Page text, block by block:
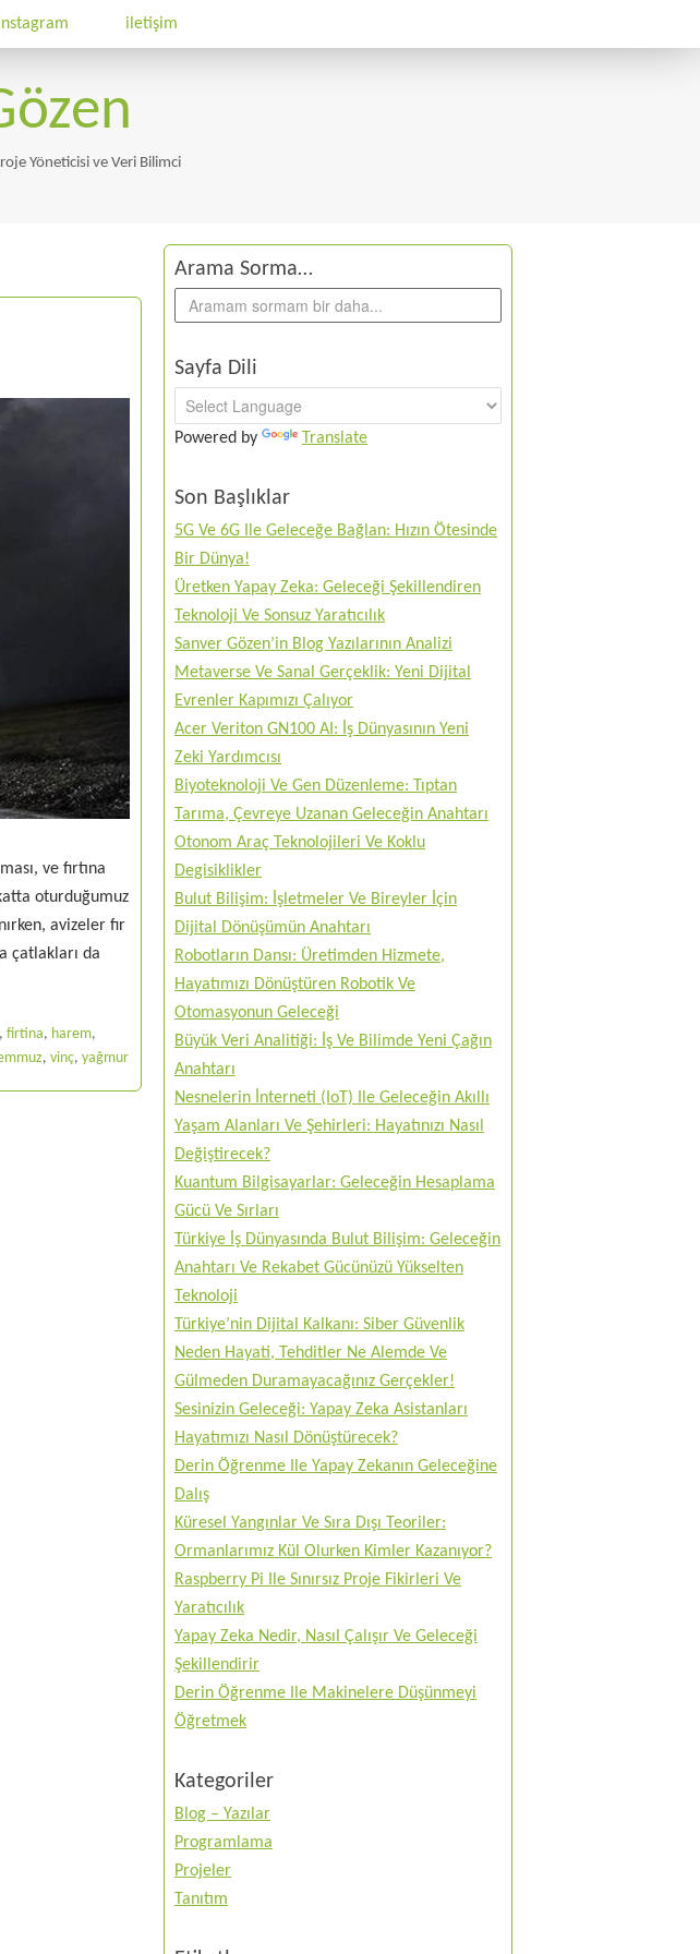
iletişim
Yöneticisi ve Veri Bilimci
ve fırtına
oturduğumuz
avizeler fır
çatlakları da
, firtina, harem,
, vinç, yağmur
Arama Sorma…
Sayfa Dili
Powered by Translate
Son Başlıklar
5G Ve 6G Ile Geleceğe Bağlan: Hızın Ötesinde
Bir Dünya!
Üretken Yapay Zeka: Geleceği Şekillendiren
Teknoloji Ve Sonsuz Yaratıcılık
Sanver Gözen’in Blog Yazılarının Analizi
Metaverse Ve Sanal Gerçeklik: Yeni Dijital
Evrenler Kapımızı Çalıyor
Acer Veriton GN100 AI: İş Dünyasının Yeni
Zeki Yardımcısı
Biyoteknoloji Ve Gen Düzenleme: Tıptan
Tarıma, Çevreye Uzanan Geleceğin Anahtarı
Otonom Araç Teknolojileri Ve Koklu
Degisiklikler
Bulut Bilişim: İşletmeler Ve Bireyler İçin
Dijital Dönüşümün Anahtarı
Robotların Dansı: Üretimden Hizmete,
Hayatımızı Dönüştüren Robotik Ve
Otomasyonun Geleceği
Büyük Veri Analitiği: İş Ve Bilimde Yeni Çağın
Anahtarı
Nesnelerin İnterneti (IoT) Ile Geleceğin Akıllı
Yaşam Alanları Ve Şehirleri: Hayatınızı Nasıl
Değiştirecek?
Kuantum Bilgisayarlar: Geleceğin Hesaplama
Gücü Ve Sırları
Türkiye İş Dünyasında Bulut Bilişim: Geleceğin
Anahtarı Ve Rekabet Gücünüzü Yükselten
Teknoloji
Türkiye’nin Dijital Kalkanı: Siber Güvenlik
Neden Hayati, Tehditler Ne Alemde Ve
Gülmeden Duramayacağınız Gerçekler!
Sesinizin Geleceği: Yapay Zeka Asistanları
Hayatımızı Nasıl Dönüştürecek?
Derin Öğrenme Ile Yapay Zekanın Geleceğine
Dalış
Küresel Yangınlar Ve Sıra Dışı Teoriler:
Ormanlarımız Kül Olurken Kimler Kazanıyor?
Raspberry Pi Ile Sınırsız Proje Fikirleri Ve
Yaratıcılık
Yapay Zeka Nedir, Nasıl Çalışır Ve Geleceği
Şekillendirir
Derin Öğrenme Ile Makinelere Düşünmeyi
Öğretmek
Kategoriler
Blog – Yazılar
Programlama
Projeler
Tanıtım